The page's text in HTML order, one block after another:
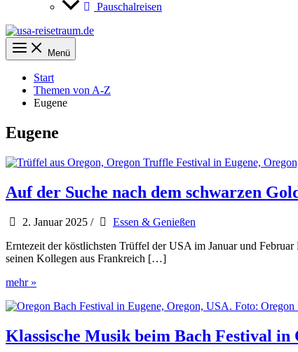
Pauschalreisen
Menü
Start
Themen von A-Z
Eugene
Eugene
Auf der Suche nach dem schwarzen
2. Januar 2025 /
Essen & Genießen
Erntezeit der köstlichsten Trüffel der USA im Januar und
seinen Kollegen aus Frankreich […]
Auf
Suche
dem
schwarzen
mehr »
Klassische Musik beim Bach Festival in